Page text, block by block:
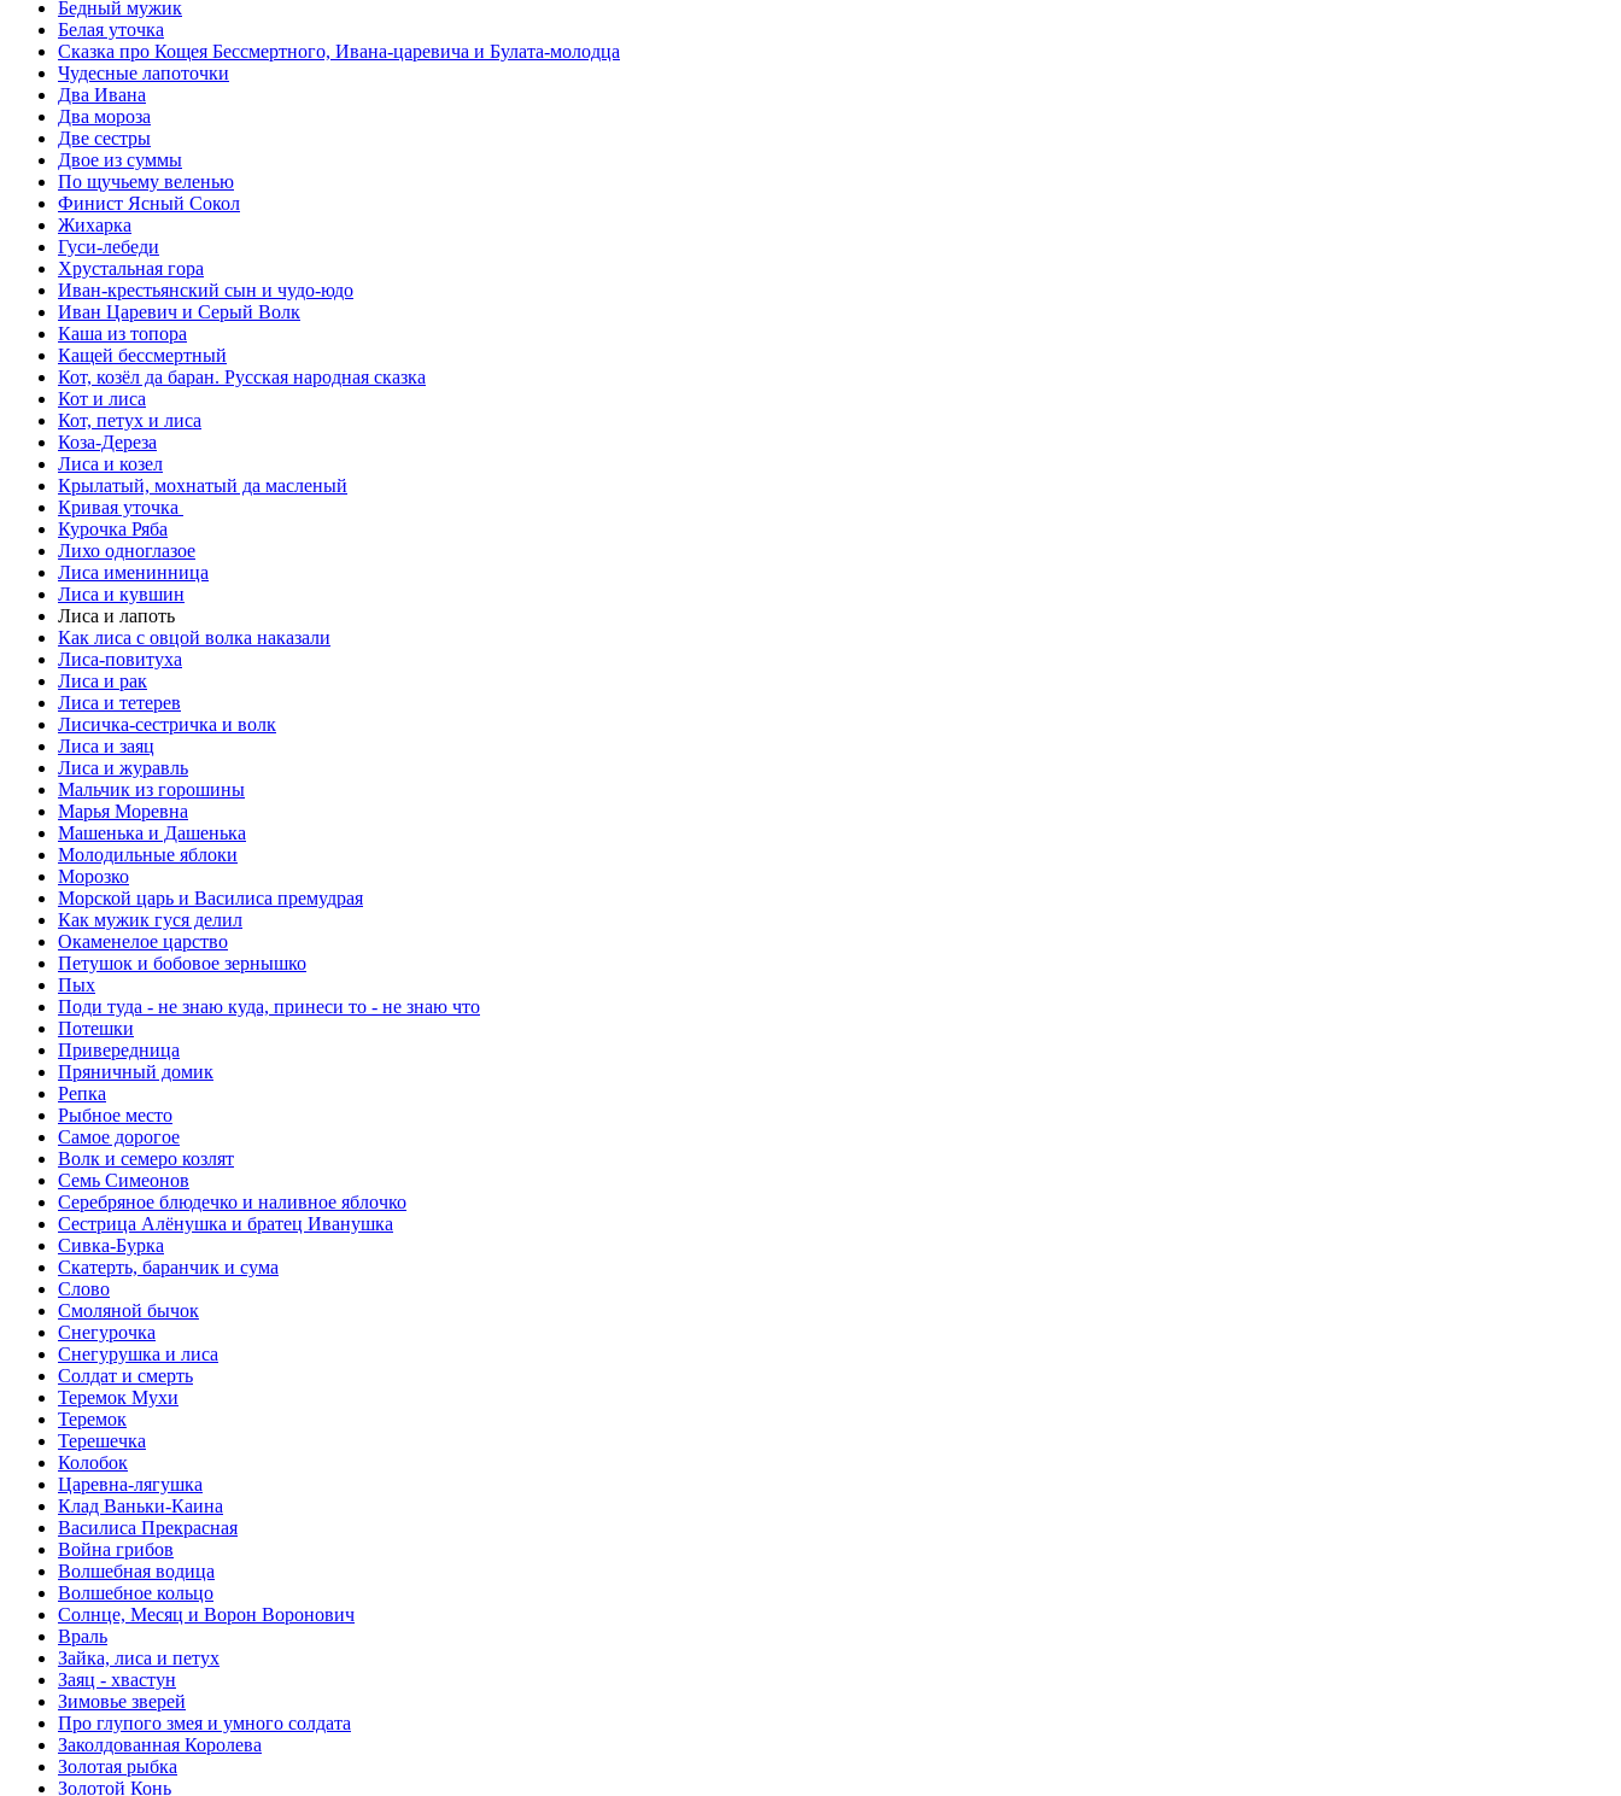
Бедный мужик
Белая уточка
Сказка про Кощея Бессмертного, Ивана-царевича и Булата-молодца
Чудесные лапоточки
Два Ивана
Два мороза
Две сестры
Двое из суммы
По щучьему веленью
Финист Ясный Сокол
Жихарка
Гуси-лебеди
Хрустальная гора
Иван-крестьянский сын и чудо-юдо
Иван Царевич и Серый Волк
Каша из топора
Кащей бессмертный
Кот, козёл да баран. Русская народная сказка
Кот и лиса
Кот, петух и лиса
Коза-Дереза
Лиса и козел
Крылатый, мохнатый да масленый
Кривая уточка
Курочка Ряба
Лихо одноглазое
Лиса именинница
Лиса и кувшин
Лиса и лапоть
Как лиса с овцой волка наказали
Лиса-повитуха
Лиса и рак
Лиса и тетерев
Лисичка-сестричка и волк
Лиса и заяц
Лиса и журавль
Мальчик из горошины
Марья Моревна
Машенька и Дашенька
Молодильные яблоки
Морозко
Морской царь и Василиса премудрая
Как мужик гуся делил
Окаменелое царство
Петушок и бобовое зернышко
Пых
Поди туда - не знаю куда, принеси то - не знаю что
Потешки
Привередница
Пряничный домик
Репка
Рыбное место
Самое дорогое
Волк и семеро козлят
Семь Симеонов
Серебряное блюдечко и наливное яблочко
Сестрица Алёнушка и братец Иванушка
Сивка-Бурка
Скатерть, баранчик и сума
Слово
Смоляной бычок
Снегурочка
Снегурушка и лиса
Солдат и смерть
Теремок Мухи
Теремок
Терешечка
Колобок
Царевна-лягушка
Клад Ваньки-Каина
Василиса Прекрасная
Война грибов
Волшебная водица
Волшебное кольцо
Солнце, Месяц и Ворон Воронович
Враль
Зайка, лиса и петух
Заяц - хвастун
Зимовье зверей
Про глупого змея и умного солдата
Заколдованная Королева
Золотая рыбка
Золотой Конь